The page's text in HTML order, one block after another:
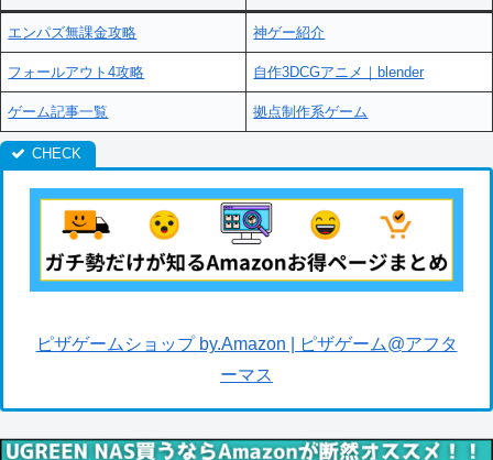
エンパズ無課金攻略 神ゲー紹介
フォールアウト4攻略 自作3DCGアニメ｜blender
ゲーム記事一覧 拠点制作系ゲーム
ピザゲームショップ by.Amazon | ピザゲーム@アフタ
ーマス